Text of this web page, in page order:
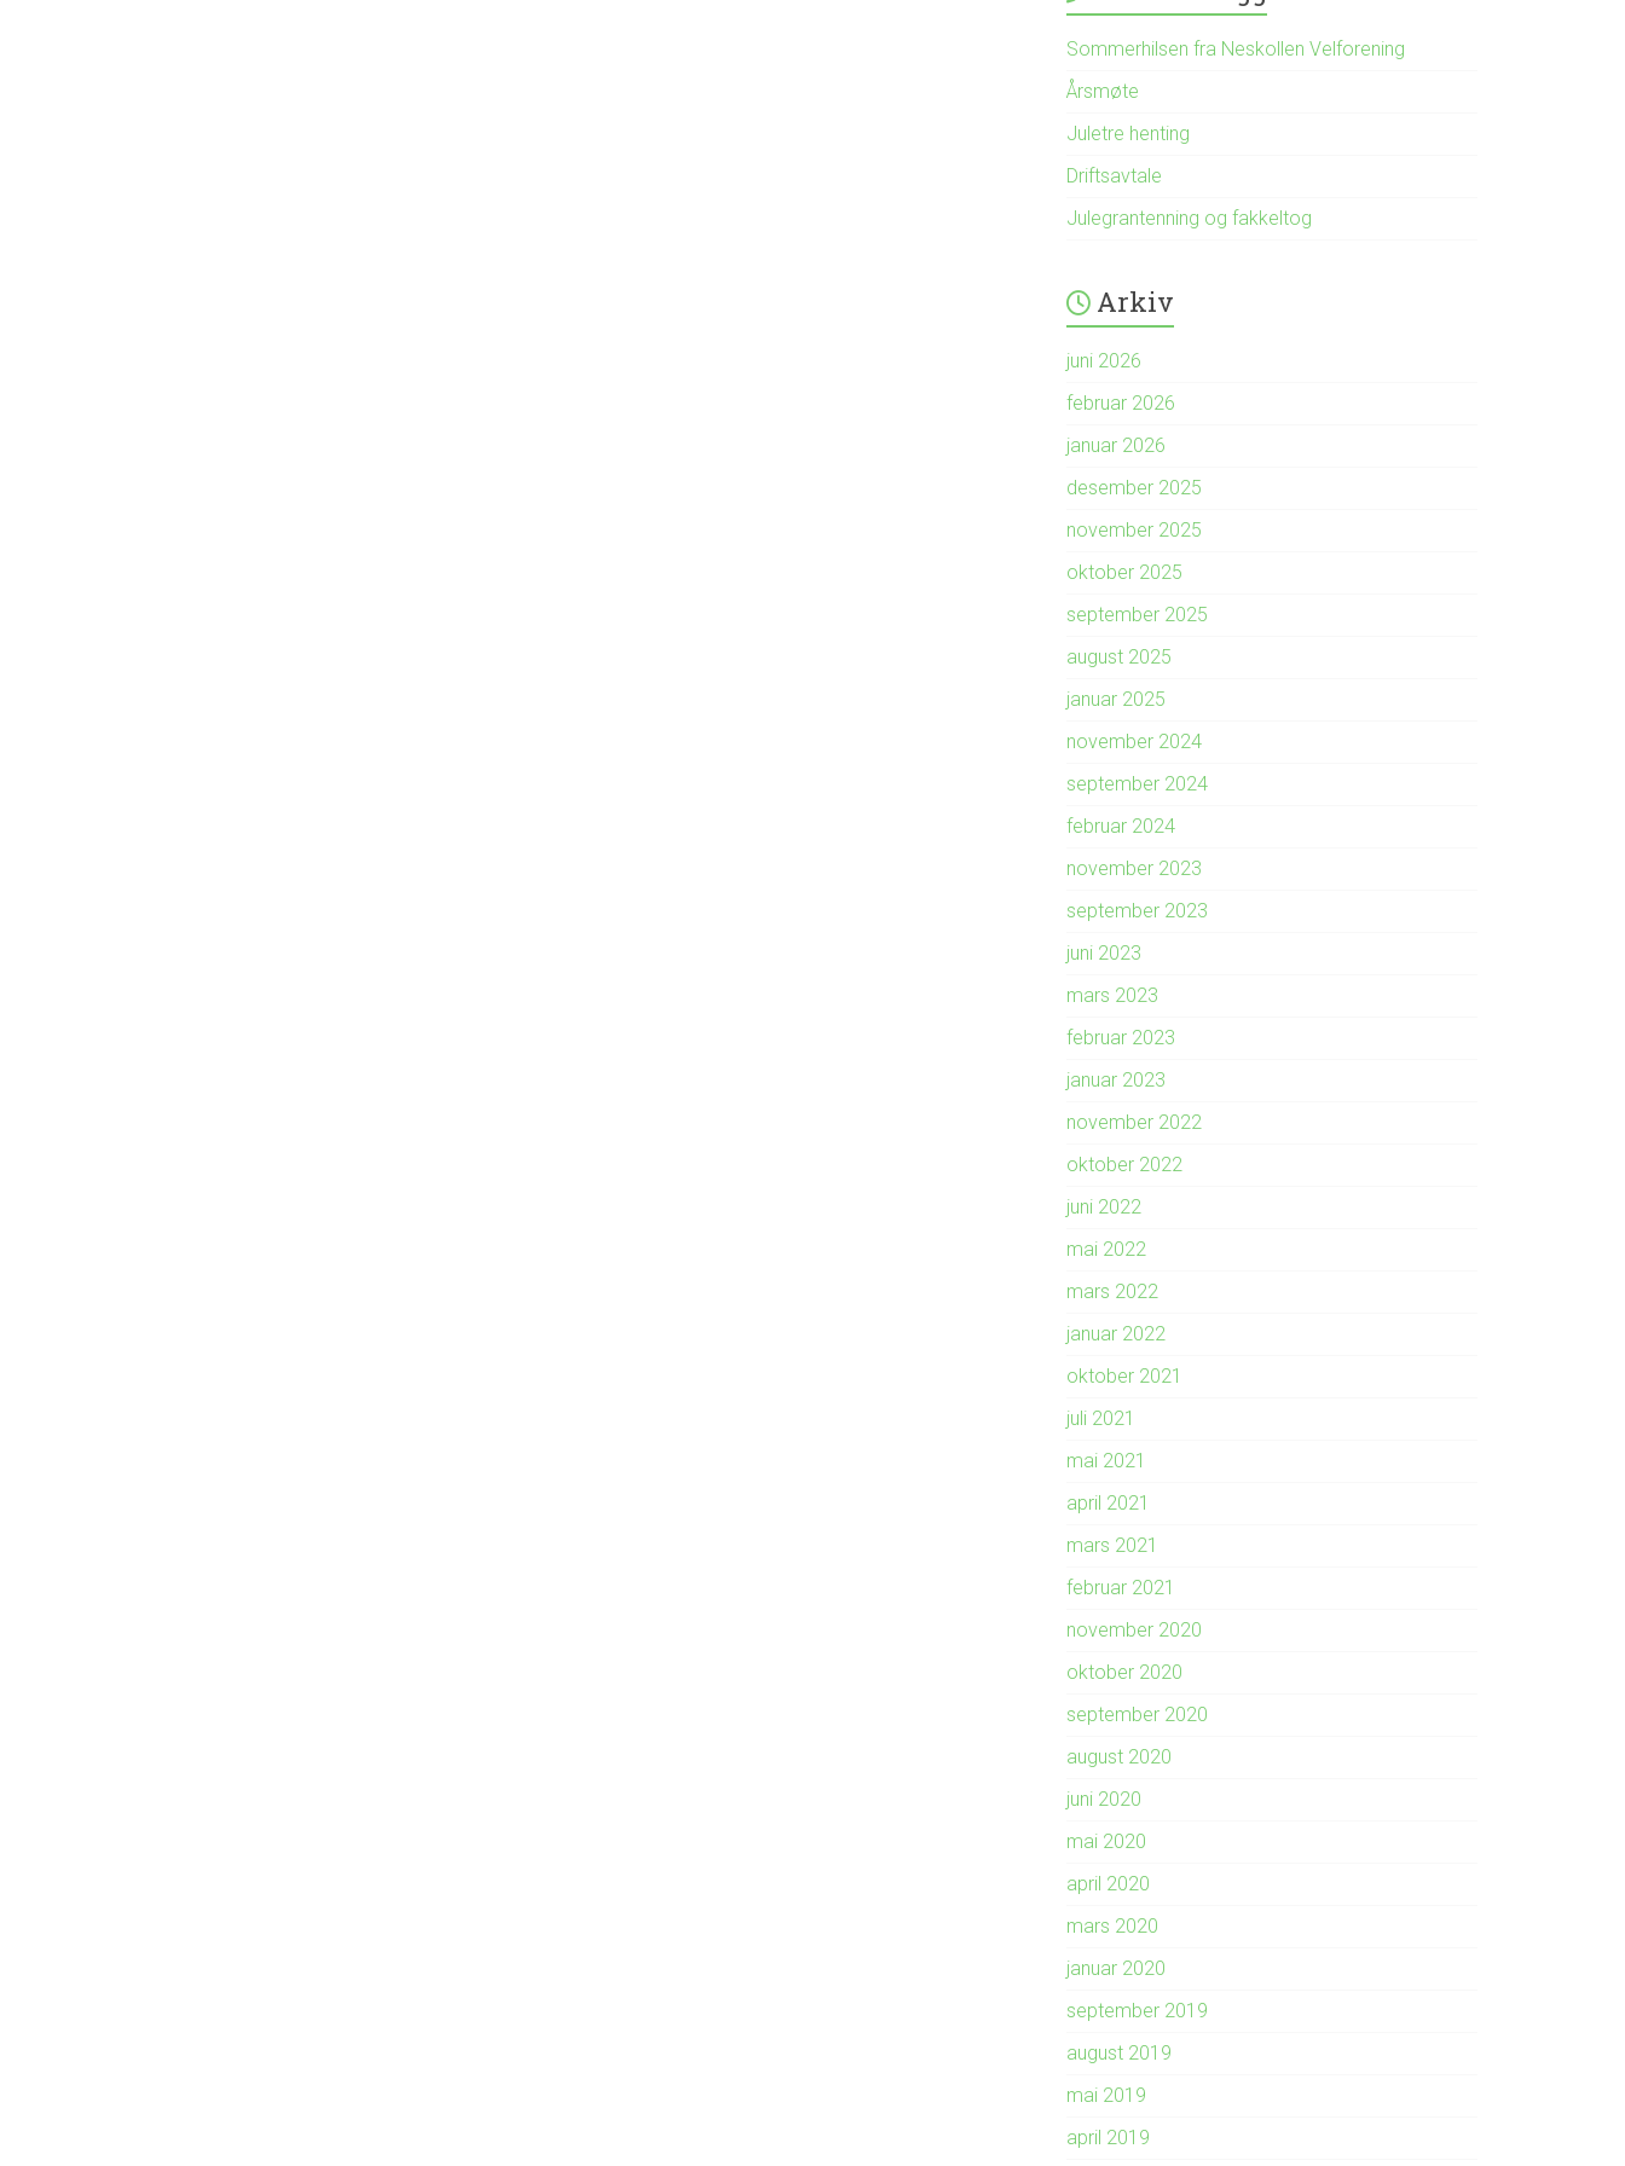
Sommerhilsen fra Neskollen Velforening
Årsmøte
Juletre henting
Driftsavtale
Julegrantenning og fakkeltog
Arkiv
juni 2026
februar 2026
januar 2026
desember 2025
november 2025
oktober 2025
september 2025
august 2025
januar 2025
november 2024
september 2024
februar 2024
november 2023
september 2023
juni 2023
mars 2023
februar 2023
januar 2023
november 2022
oktober 2022
juni 2022
mai 2022
mars 2022
januar 2022
oktober 2021
juli 2021
mai 2021
april 2021
mars 2021
februar 2021
november 2020
oktober 2020
september 2020
august 2020
juni 2020
mai 2020
april 2020
mars 2020
januar 2020
september 2019
august 2019
mai 2019
april 2019